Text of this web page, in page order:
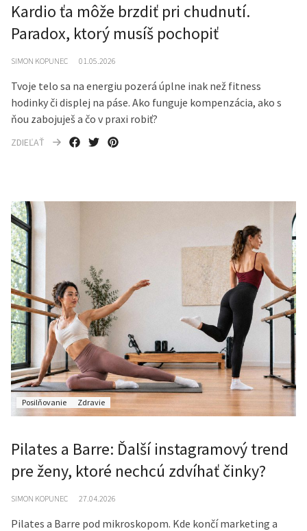
Kardio ťa môže brzdiť pri chudnutí.
Paradox, ktorý musíš pochopiť
SIMON KOPUNEC 01.05.2026
Tvoje telo sa na energiu pozerá úplne inak než fitness
hodinky či displej na páse. Ako funguje kompenzácia, ako s
ňou zabojuješ a čo v praxi robiť?
ZDIEĽAŤ
Posilňovanie Zdravie
Pilates a Barre: Ďalší instagramový trend
pre ženy, ktoré nechcú zdvíhať činky?
SIMON KOPUNEC 27.04.2026
Pilates a Barre pod mikroskopom. Kde končí marketing a